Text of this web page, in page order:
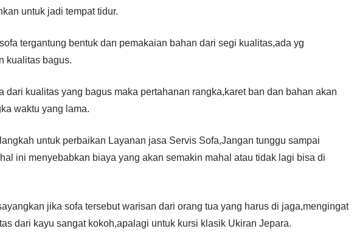
untuk jadi tempat tidur.
tergantung bentuk dan pemakaian bahan dari segi kualitas,ada yg
kualitas bagus.
dari kualitas yang bagus maka pertahanan rangka,karet ban dan bahan akan
waktu yang lama.
untuk perbaikan Layanan jasa Servis Sofa,Jangan tunggu sampai
ini menyebabkan biaya yang akan semakin mahal atau tidak lagi bisa di
jika sofa tersebut warisan dari orang tua yang harus di jaga,mengingat
dari kayu sangat kokoh,apalagi untuk kursi klasik Ukiran Jepara.